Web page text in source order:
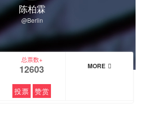
陈柏霖
@Berlin
总票数+
12603
投票 赞赏
MORE